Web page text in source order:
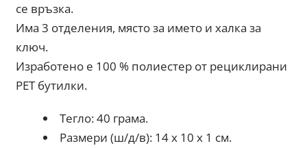
се връзка.
Има 3 отделения, място за името и халка за
ключ.
Изработено е 100 % полиестер от рециклирани
PET бутилки.
Тегло: 40 грама.
Размери (ш/д/в): 14 x 10 x 1 см.